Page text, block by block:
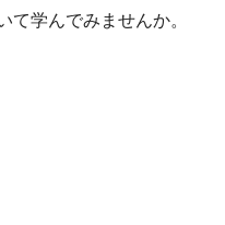
学んでみませんか。